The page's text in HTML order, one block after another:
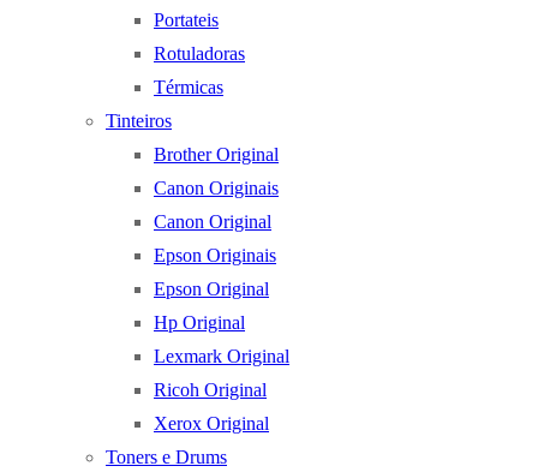
Portateis
Rotuladoras
Térmicas
Tinteiros
Brother Original
Canon Originais
Canon Original
Epson Originais
Epson Original
Hp Original
Lexmark Original
Ricoh Original
Xerox Original
Toners e Drums